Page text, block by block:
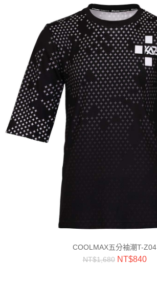
COOLMAX五分袖潮T-Z04
NT$1,680 NT$840